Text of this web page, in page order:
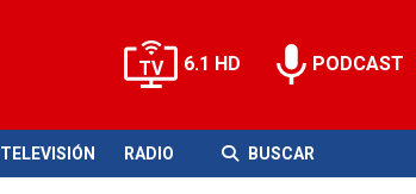
6.1 HD PODCAST
TELEVISIÓN RADIO BUSCAR